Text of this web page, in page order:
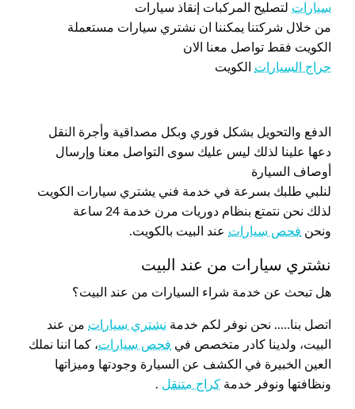
سيارات لتصليح المركبات إنقاذ سيارات
من خلال شركتنا يمكننا ان نشتري سيارات مستعملة
الكويت فقط تواصل معنا الان
حراج السيارات الكويت
الدفع والتحويل بشكل فوري وبكل مصداقية وأجرة النقل
دعها علينا لذلك ليس عليك سوى التواصل معنا وإرسال
أوصاف السيارة
لنلبي طلبك بسرعة في خدمة فني يشتري سيارات الكويت
لذلك نحن نتمتع بنظام دوريات مرن خدمة 24 ساعة
ونحن فحص سيارات عند البيت بالكويت.
نشتري سيارات من عند البيت
هل تبحث عن خدمة شراء السيارات من عند البيت؟
اتصل بنا….. نحن نوفر لكم خدمة نشتري سيارات من عند
البيت، ولدينا كادر متخصص في فحص سيارات، كما اننا نملك
العين الخبيرة في الكشف عن السيارة وجودتها وميزاتها
ونظافتها ونوفر خدمة كراج متنقل .